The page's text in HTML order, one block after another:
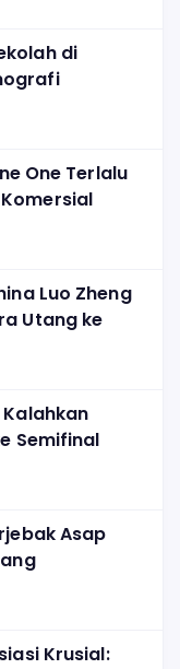
di
One Terlalu
Luo Zheng
Utang ke
Semifinal
Asap
Krusial: